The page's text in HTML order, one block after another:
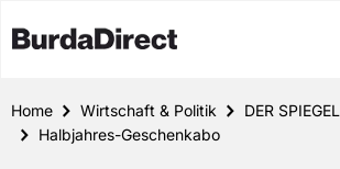
Home Wirtschaft & Politik
DER SPIEGEL
Halbjahres-Geschenkabo